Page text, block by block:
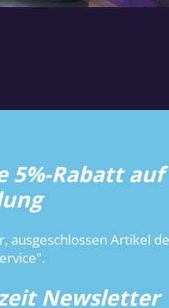
5%-Rabatt auf
ausgeschlossen Artikel
Newsletter